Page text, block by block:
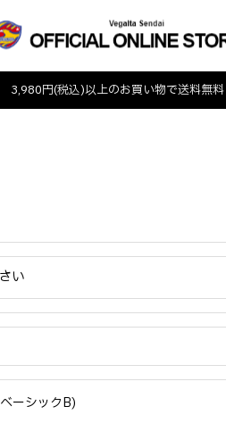
3,980円(税込)以上のお買い物で送料無料
ーシックB)